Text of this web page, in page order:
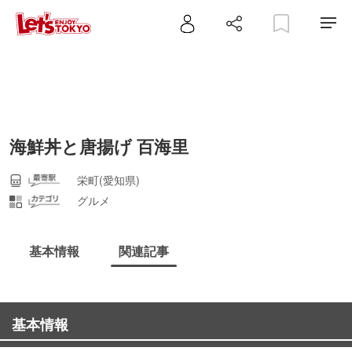
海鮮丼と唐揚げ 百海里
栄町(愛知県)
グルメ
基本情報 関連記事
基本情報